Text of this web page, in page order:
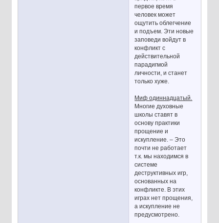
первое время
человек может
ощутить облегчение
и подъем. Эти новые
заповеди войдут в
конфликт с
действительной
парадигмой
личности, и станет
только хуже.
Миф одиннадцатый.
Многие духовные
школы ставят в
основу практики
прощение и
искупление. – Это
почти не работает
т.к. мы находимся в
системе
деструктивных игр,
основанных на
конфликте. В этих
играх нет прощения,
а искупление не
предусмотрено.